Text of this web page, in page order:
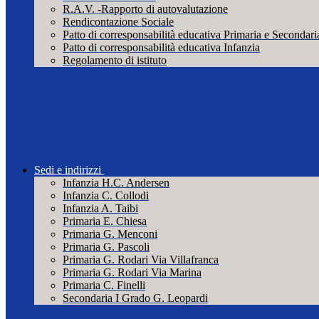
R.A.V. -Rapporto di autovalutazione
Rendicontazione Sociale
Patto di corresponsabilità educativa Primaria e
Patto di corresponsabilità educativa Infanzia
Regolamento di istituto
Sedi e indirizzi
Infanzia H.C. Andersen
Infanzia C. Collodi
Infanzia A. Taibi
Primaria E. Chiesa
Primaria G. Menconi
Primaria G. Pascoli
Primaria G. Rodari Via Villafranca
Primaria G. Rodari Via Marina
Primaria C. Finelli
Secondaria I Grado G. Leopardi